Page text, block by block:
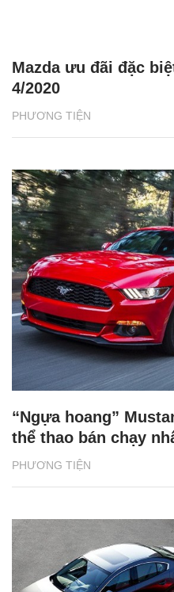
PHƯƠNG TIỆN
Mazda ưu đãi đặc
4/2020
PHƯƠNG TIỆN
“Ngựa hoang”
thể thao bán chạy